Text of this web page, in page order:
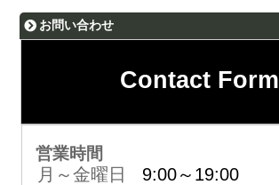
お問い合わせ
Contact Form
営業時間
月～金曜日 9:00～19:00